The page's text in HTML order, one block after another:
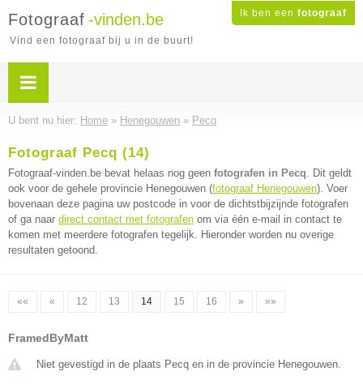
Ik ben een fotograaf
Fotograaf -vinden.be
Vind een fotograaf bij u in de buurt!
U bent nu hier: Home » Henegouwen » Pecq
Fotograaf Pecq (14)
Fotograaf-vinden.be bevat helaas nog geen fotografen in Pecq. Dit geldt
ook voor de gehele provincie Henegouwen (fotograaf Henegouwen). Voer
bovenaan deze pagina uw postcode in voor de dichtstbijzijnde fotografen
of ga naar direct contact met fotografen om via één e-mail in contact te
komen met meerdere fotografen tegelijk. Hieronder worden nu overige
resultaten getoond.
«« « 12 13 14 15 16 » »»
FramedByMatt
Niet gevestigd in de plaats Pecq en in de provincie Henegouwen.